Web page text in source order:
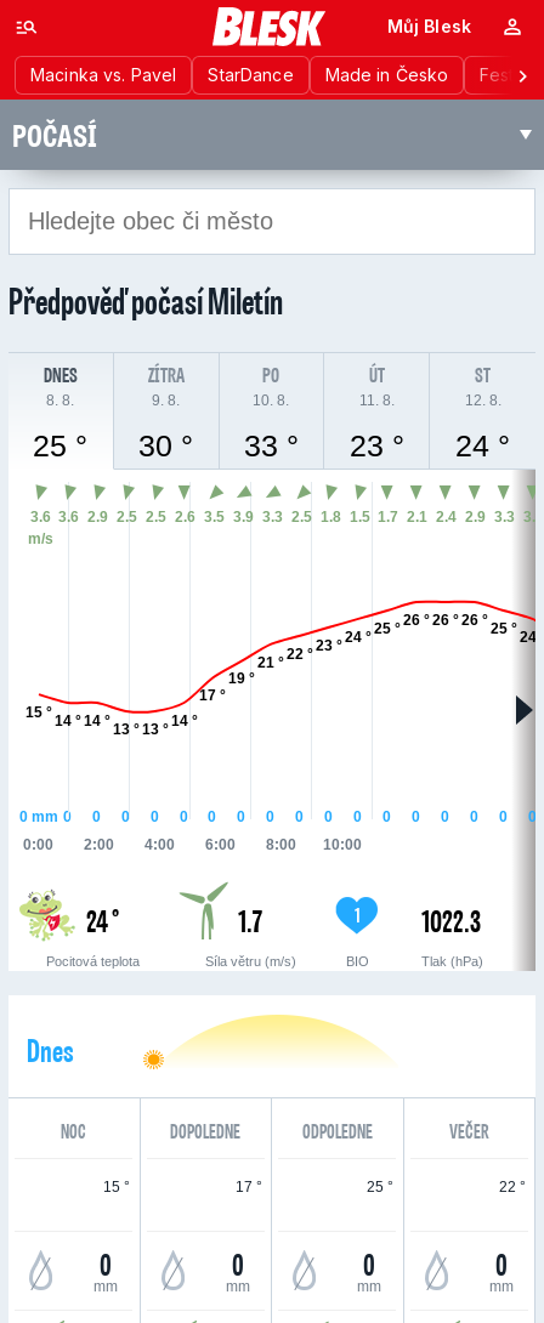
Macinka vs. Pavel StarDance Made in Česko
Můj Blesk
POČASÍ
Předpověď počasíMiletín
DNES
8. 8.
25 °
ZÍTRA
9. 8.
30 °
PO
10. 8.
33 °
ÚT
11. 8.
23 °
ST
12. 8.
24 °
15 °14 °14 °13 °13 °14 °
17 °
19 °
21 °22 °23 °24 °25 °26 °26 °26 °25 °24
0:00 2:00 4:00 6:00 8:00 10:00
0mm 0 0 0 0 0 0 0 0 0 0 0 0 0 0 0 0 0
3.6
m/s
3.6 2.9 2.5 2.5 2.6 3.5 3.9 3.3 2.5 1.8 1.5 1.7 2.1 2.4 2.9 3.3 3.6
24 °
Pocitová teplota
1.7
Síla větru (m/s)
1
BIO
1022.3
Tlak (hPa)
Dnes
NOC DOPOLEDNE ODPOLEDNE VEČER
15 °
0
mm
17 °
0
mm
25 °
0
mm
22 °
0
mm